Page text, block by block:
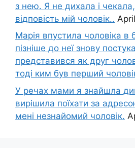
з нею. Я не дихала і
відповість мій чоловік..
Марія впустила чоловіка в
пізніше до неї знову
представився як друг
тоді ким був перший
У речах мами я знайшла
вирішила поїхати за
мені незнайомий чоловік.